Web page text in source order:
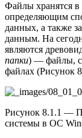
Файлы хранятся в
определяющим
данных, а также
данным. На
являются
папки) — файлы,
файлах (Рисунок
Рисунок 8.1.1 —
системы в ОС